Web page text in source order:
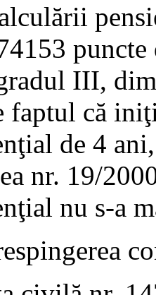
III,
faptul că
de 4
nr. 19/
nu s-a